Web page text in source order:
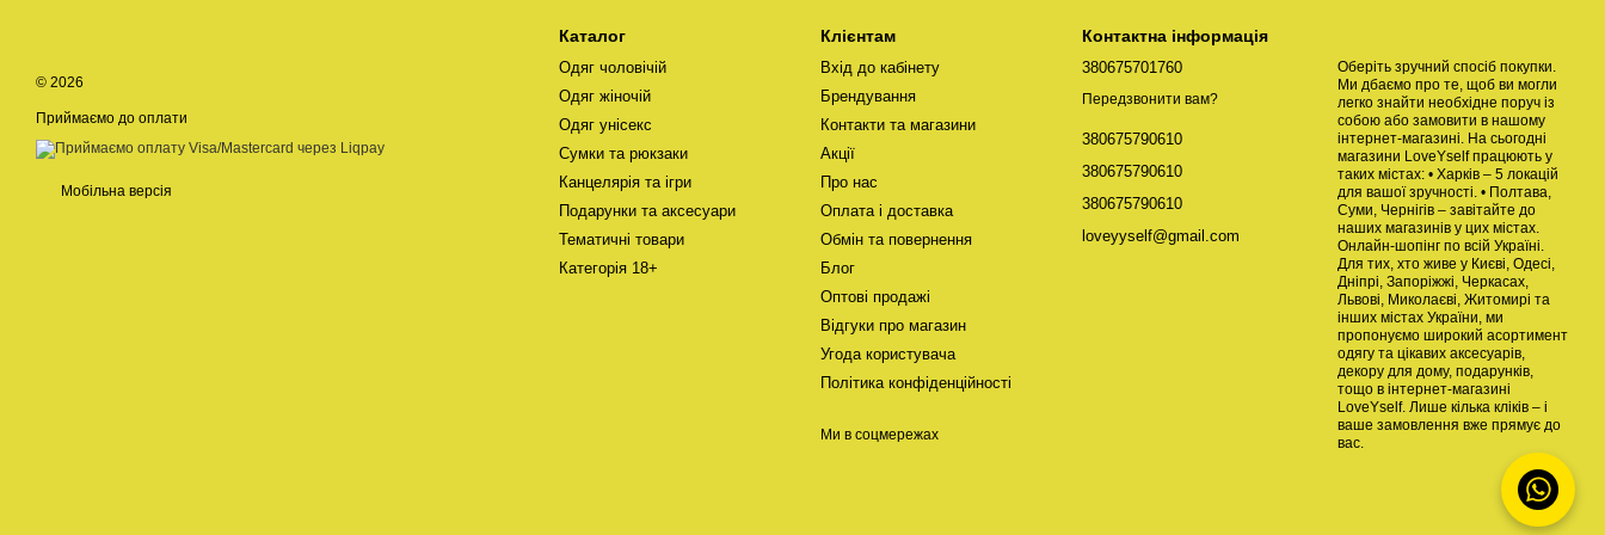
© 2026
Приймаємо до оплати
Мобільна версія
Каталог
Одяг чоловічій
Одяг жіночій
Одяг унісекс
Сумки та рюкзаки
Канцелярія та ігри
Подарунки та аксесуари
Тематичні товари
Категорія 18+
Клієнтам
Вхід до кабінету
Брендування
Контакти та магазини
Акції
Про нас
Оплата і доставка
Обмін та повернення
Блог
Оптові продажі
Відгуки про магазин
Угода користувача
Політика конфіденційності
Ми в соцмережах
Контактна інформація
380675701760
Передзвонити вам?
380675790610
380675790610
380675790610
loveyyself@gmail.com
Оберіть зручний спосіб покупки.
Ми дбаємо про те, щоб ви могли
легко знайти необхідне поруч із
собою або замовити в нашому
інтернет-магазині. На сьогодні
магазини LoveYself працюють у
таких містах: • Харків – 5 локацій
для вашої зручності. • Полтава,
Суми, Чернігів – завітайте до
наших магазинів у цих містах.
Онлайн-шопінг по всій Україні.
Для тих, хто живе у Києві, Одесі,
Дніпрі, Запоріжжі, Черкасах,
Львові, Миколаєві, Житомирі та
інших містах України, ми
пропонуємо широкий асортимент
одягу та цікавих аксесуарів,
декору для дому, подарунків,
тощо в інтернет-магазині
LoveYself. Лише кілька кліків – і
ваше замовлення вже прямує до
вас.